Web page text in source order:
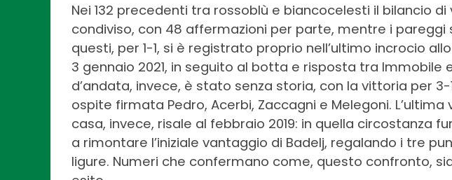
Nei 132 precedenti tra rossoblù e biancocelesti il bilancio
condiviso, con 48 affermazioni per parte, mentre i pareggi
questi, per 1-1, si è registrato proprio nell’ultimo incrocio
3 gennaio 2021, in seguito al botta e risposta tra Immobile
d’andata, invece, è stato senza storia, con la vittoria per
ospite firmata Pedro, Acerbi, Zaccagni e Melegoni.
casa, invece, risale al febbraio 2019: in quella circostanza
a rimontare l’iniziale vantaggio di Badelj, regalando i tre
ligure. Numeri che confermano come, questo confronto,